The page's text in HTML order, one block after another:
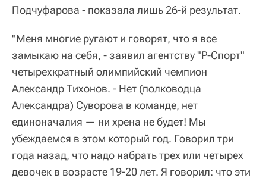
Подчуфарова - показала лишь 26-й результат.
"Меня многие ругают и говорят, что я все
замыкаю на себя, - заявил агентству "Р-Спорт"
четырехкратный олимпийский чемпион
Александр Тихонов. - Нет (полководца
Александра) Суворова в команде, нет
единоначалия — ни хрена не будет! Мы
убеждаемся в этом который год. Говорил три
года назад, что надо набрать трех или четырех
девочек в возрасте 19-20 лет. Я говорил: что эти